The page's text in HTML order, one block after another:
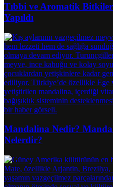
Tıbbi ve Aromatik
Yapıldı
Mandalina Nedir?
Nelerdir?